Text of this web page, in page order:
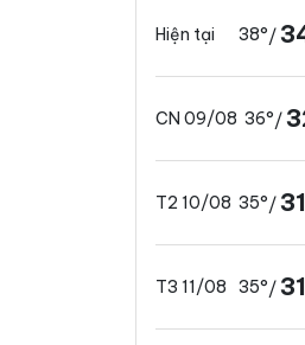
Hiện tại 38°/
CN 09/08 36°/
T2 10/08 35°/
T3 11/08 35°/